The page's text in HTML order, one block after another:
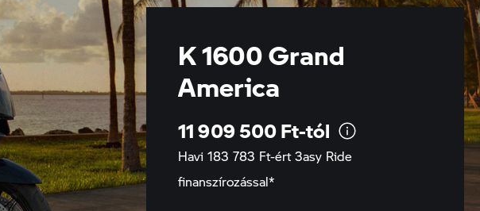
K 1600 Grand
America
11 909 500Ft-tól
Havi 183 783 Ft-ért3asy Ride
finanszírozással*